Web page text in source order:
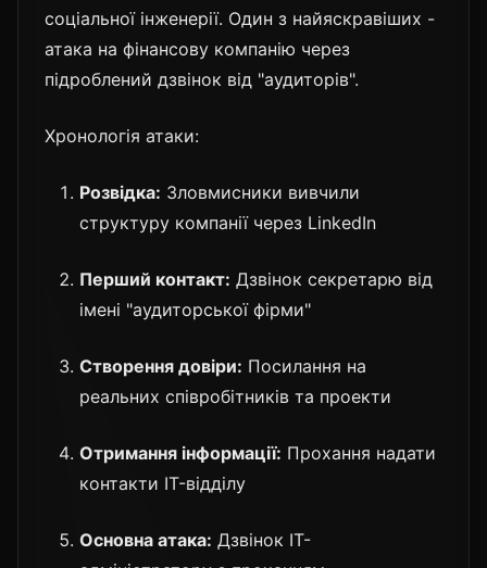
соціальної інженерії. Один з найяскравіших -
атака на фінансову компанію через
підроблений дзвінок від "аудиторів".
Хронологія атаки:
Розвідка: Зловмисники вивчили
структуру компанії через LinkedIn
Перший контакт: Дзвінок секретарю від
імені "аудиторської фірми"
Створення довіри: Посилання на
реальних співробітників та проекти
Отримання інформації: Прохання надати
контакти IT-відділу
Основна атака: Дзвінок IT-